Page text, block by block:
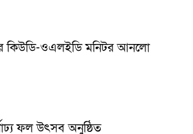
কিউডি-ওএলইডি মনিটর আনলো
ফল উৎসব অনুষ্ঠিত